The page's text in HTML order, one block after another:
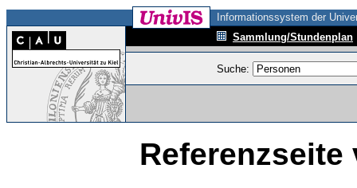
Informationssystem der
Sammlung/Stundenplan
Suche:
Referenzseite